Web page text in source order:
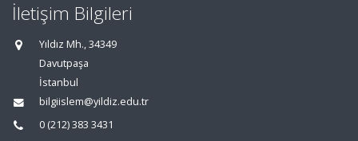
İletişim Bilgileri
Yıldız Mh., 34349
Davutpaşa
İstanbul
bilgiislem@yildiz.edu.tr
0 (212) 383 3431